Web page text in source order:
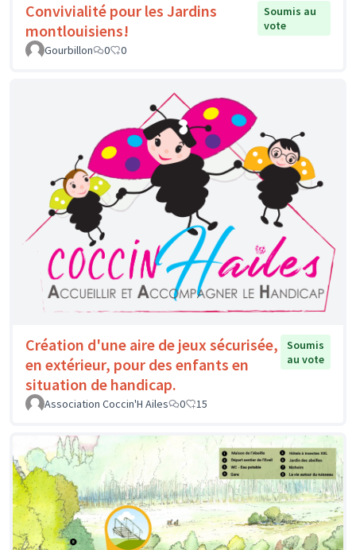
Convivialité pour les Jardins
montlouisiens!
Soumis au
vote
Gourbillon
0 0
Création d'une aire de jeux sécurisée,
en extérieur, pour des enfants en
situation de handicap.
Soumis
au vote
Association Coccin'H Ailes 0 15